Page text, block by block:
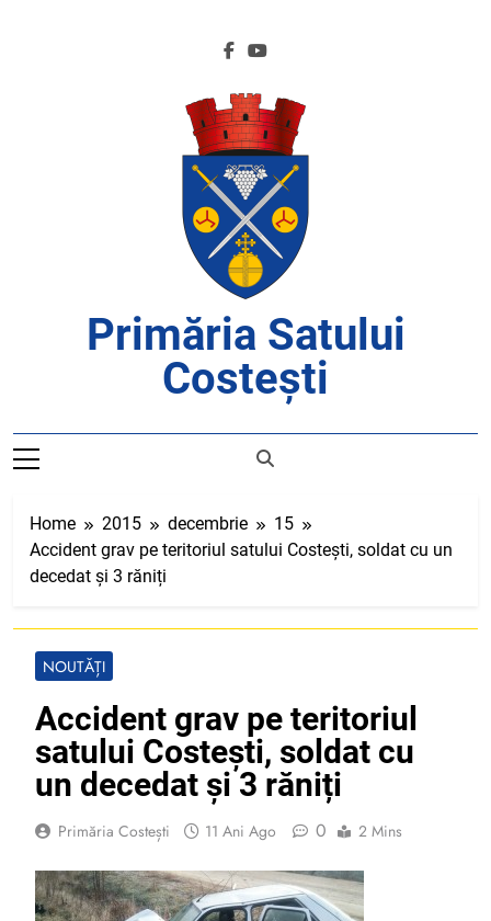
Primăria Satului
Costești
Home 2015 decembrie
15
Accident grav pe teritoriul satului Costești, soldat cu un
decedat și 3 răniți
NOUTĂȚI
Accident grav pe teritoriul
satului Costești, soldat cu
un decedat și 3 răniți
Primăria Costești 11 Ani Ago 0 2 Mins